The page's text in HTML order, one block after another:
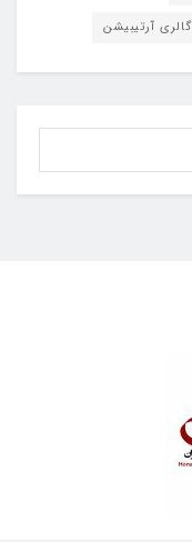
گالری آرتیبیشن